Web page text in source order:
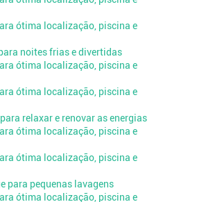
noites frias e divertidas
relaxar e renovar as energias
para pequenas lavagens